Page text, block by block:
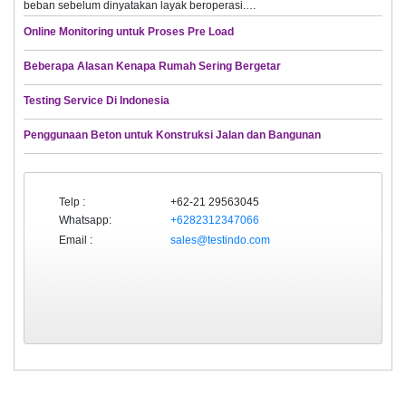
beban sebelum dinyatakan layak beroperasi.…
Online Monitoring untuk Proses Pre Load
Beberapa Alasan Kenapa Rumah Sering Bergetar
Testing Service Di Indonesia
Penggunaan Beton untuk Konstruksi Jalan dan Bangunan
Telp :
+62-21 29563045
Whatsapp:
+6282312347066
Email :
sales@testindo.com